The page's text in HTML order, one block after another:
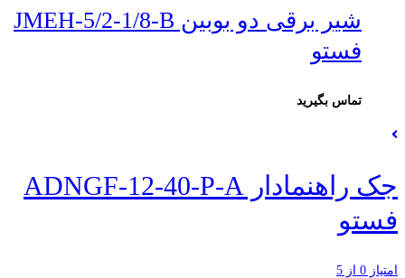
شیر برقی دو بوبین JMEH-5/2-1/8-B
فستو
تماس بگیرید
جک راهنمادار ADNGF-12-40-P-A
فستو
امتیاز 0 از 5